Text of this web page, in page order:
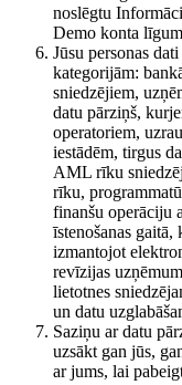
noslēgtu
Demo konta
Jūsu personas
kategorijām:
sniedzējiem,
datu pārziņš,
operatoriem,
iestādēm, tirgus
AML rīku
rīku,
finanšu operāciju
īstenošanas
izmantojot
revīzijas
lietotnes
un datu
Saziņu ar datu
uzsākt gan jūs,
ar jums, lai